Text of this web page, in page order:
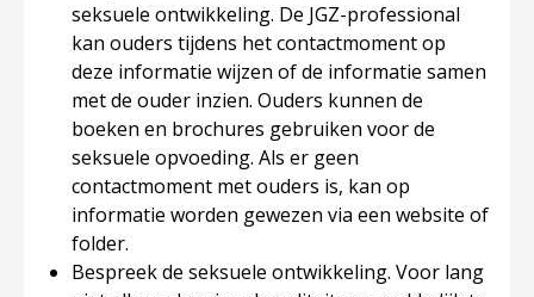
seksuele ontwikkeling. De JGZ-professional
kan ouders tijdens het contactmoment op
deze informatie wijzen of de informatie samen
met de ouder inzien. Ouders kunnen de
boeken en brochures gebruiken voor de
seksuele opvoeding. Als er geen
contactmoment met ouders is, kan op
informatie worden gewezen via een website of
folder.
Bespreek de seksuele ontwikkeling. Voor lang